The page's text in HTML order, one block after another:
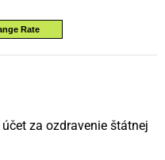
Rate
za ozdravenie štátnej